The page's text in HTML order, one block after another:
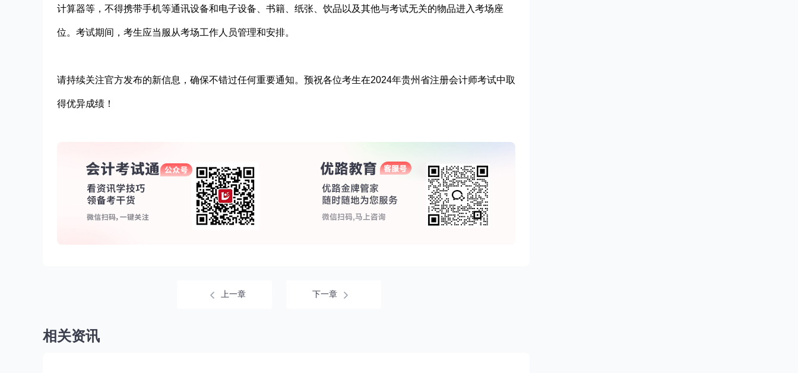
计算器等，不得携带手机等通讯设备和电子设备、书籍、纸张、饮品以及其他与考试无关的物品进入考场座
位。考试期间，考生应当服从考场工作人员管理和安排。
请持续关注官方发布的新信息，确保不错过任何重要通知。预祝各位考生在2024年贵州省注册会计师考试中取
得优异成绩！
上一章 下一章
相关资讯